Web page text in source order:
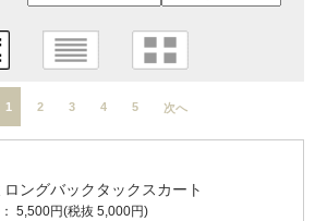
1 2 3 4 5 次へ
ロングバックタックスカート
5,500円(税抜 5,000円)